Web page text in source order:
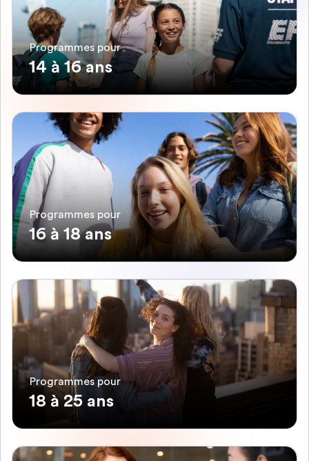
Programmes pour
14 à 16 ans
Programmes pour
16 à 18 ans
Programmes pour
18 à 25 ans